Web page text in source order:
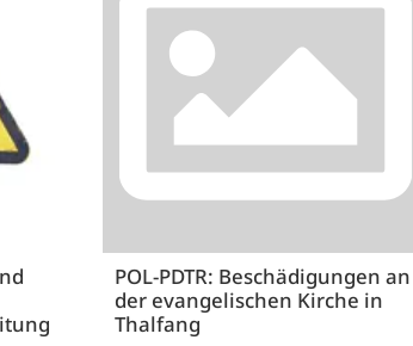
POL-PDTR: Beschädigungen an
der evangelischen Kirche in
Thalfang